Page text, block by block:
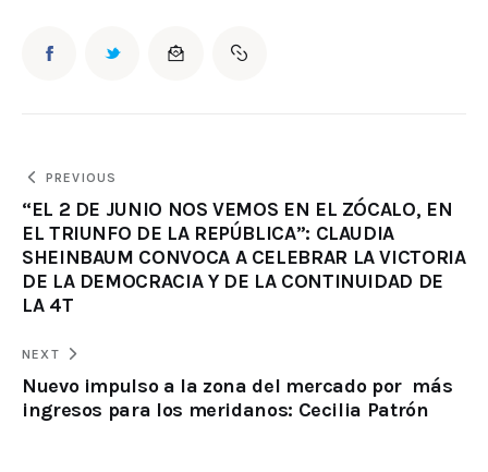
PREVIOUS
“EL 2 DE JUNIO NOS VEMOS EN EL ZÓCALO, EN
EL TRIUNFO DE LA REPÚBLICA”: CLAUDIA
SHEINBAUM CONVOCA A CELEBRAR LA VICTORIA
DE LA DEMOCRACIA Y DE LA CONTINUIDAD DE
LA 4T
NEXT
Nuevo impulso a la zona del mercado por más
ingresos para los meridanos: Cecilia Patrón